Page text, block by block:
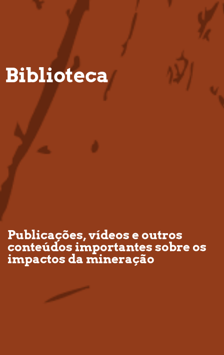
Biblioteca
Publicações, vídeos e outros
conteúdos importantes sobre os
impactos da mineração